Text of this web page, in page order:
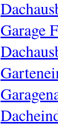
Garage